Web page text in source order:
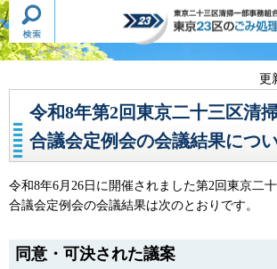
東京二十三区清掃一部事務組
東京23区のごみ処理
検索・
共通メ
ニュー
更
令和8年第2回東京二十三区清
合議会定例会の会議結果につ
令和8年6月26日に開催されました第2回東京二
合議会定例会の会議結果は次のとおりです。
同意・可決された議案